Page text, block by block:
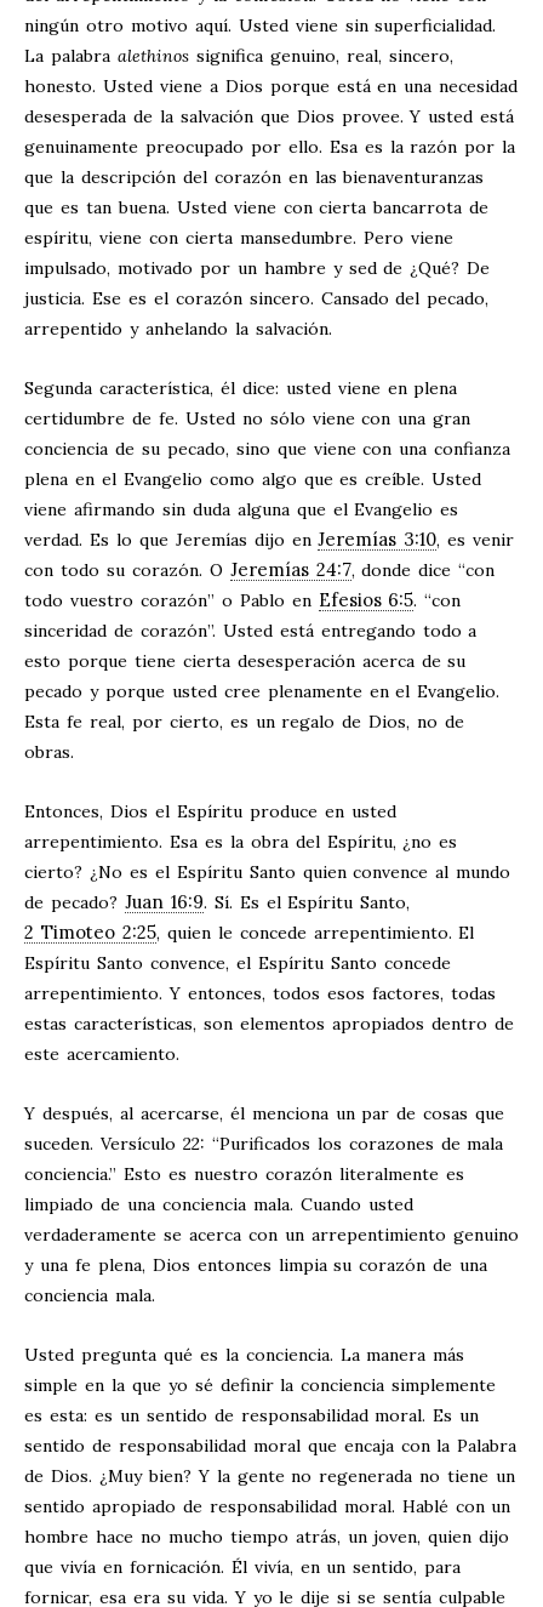
ningún otro motivo aquí. Usted viene sin superficialidad.
La palabra alethinossignifica genuino, real, sincero,
honesto. Usted viene a Dios porque está en una necesidad
desesperada de la salvación que Dios provee. Y usted está
genuinamente preocupado por ello. Esa es la razón por la
que la descripción del corazón en las bienaventuranzas
que es tan buena. Usted viene con cierta bancarrota de
espíritu, viene con cierta mansedumbre. Pero viene
impulsado, motivado por un hambre y sed de ¿Qué? De
justicia. Ese es el corazón sincero. Cansado del pecado,
arrepentido y anhelando la salvación.
Segunda característica, él dice: usted viene en plena
certidumbre de fe. Usted no sólo viene con una gran
conciencia de su pecado, sino que viene con una confianza
plena en el Evangelio como algo que es creíble. Usted
viene afirmando sin duda alguna que el Evangelio es
verdad. Es lo que Jeremías dijo enJeremías 3:10, es venir
con todo su corazón. O Jeremías 24:7, donde dice “con
todo vuestro corazón” o Pablo en Efesios 6:5. “con
sinceridad de corazón”. Usted está entregando todo a
esto porque tiene cierta desesperación acerca de su
pecado y porque usted cree plenamente en el Evangelio.
Esta fe real, por cierto, es un regalo de Dios, no de
obras.
Entonces, Dios el Espíritu produce en usted
arrepentimiento. Esa es la obra del Espíritu, ¿no es
cierto? ¿No es el Espíritu Santo quien convence al mundo
de pecado? Juan 16:9. Sí. Es el Espíritu Santo,
2 Timoteo 2:25, quien le concede arrepentimiento. El
Espíritu Santo convence, el Espíritu Santo concede
arrepentimiento. Y entonces, todos esos factores, todas
estas características, son elementos apropiados dentro de
este acercamiento.
Y después, al acercarse, él menciona un par de cosas que
suceden. Versículo 22: “Purificados los corazones de mala
conciencia.” Esto es nuestro corazón literalmente es
limpiado de una conciencia mala. Cuando usted
verdaderamente se acerca con un arrepentimiento genuino
y una fe plena, Dios entonces limpia su corazón de una
conciencia mala.
Usted pregunta qué es la conciencia. La manera más
simple en la que yo sé definir la conciencia simplemente
es esta: es un sentido de responsabilidad moral. Es un
sentido de responsabilidad moral que encaja con la Palabra
de Dios. ¿Muy bien? Y la gente no regenerada no tiene un
sentido apropiado de responsabilidad moral. Hablé con un
hombre hace no mucho tiempo atrás, un joven, quien dijo
que vivía en fornicación. Él vivía, en un sentido, para
fornicar, esa era su vida. Y yo le dije si se sentía culpable